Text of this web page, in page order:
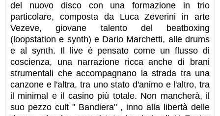
del nuovo disco con una formazione in trio
particolare, composta da Luca Zeverini in arte
Vezeve, giovane talento del beatboxing
(loopstation e synth) e Dario Marchetti, alle drums
e al synth. Il live è pensato come un flusso di
coscienza, una narrazione ricca anche di brani
strumentali che accompagnano la strada tra una
canzone e l'altra, tra uno stato d'animo e l'altro, tra
il minimal e il casino più totale. Non mancherà, il
suo pezzo cult " Bandiera" , inno alla libertà delle